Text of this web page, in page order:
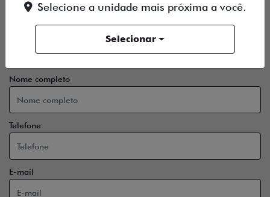
Nome completo
Telefone
E-mail
Selecione a unidade mais próxima a você.
Selecionar